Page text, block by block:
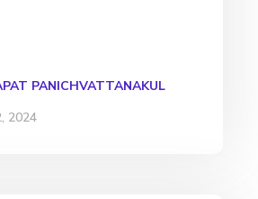
PANICHVATTANAKUL
2024